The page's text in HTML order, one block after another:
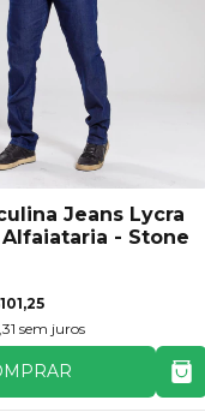
Jeans Lycra
- Stone
sem juros